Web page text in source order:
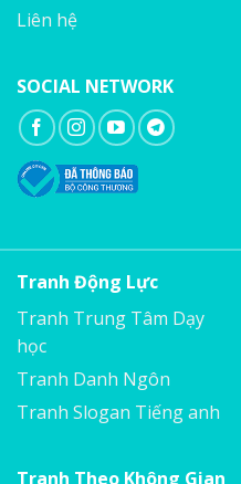
Liên hệ
SOCIAL NETWORK
Tranh Động Lực
Tranh Trung Tâm Dạy
học
Tranh Danh Ngôn
Tranh Slogan Tiếng anh
Tranh Theo Không Gian